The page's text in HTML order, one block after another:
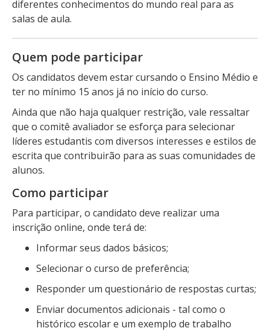
diferentes conhecimentos do mundo real para as
salas de aula.
Quem pode participar
Os candidatos devem estar cursando o Ensino Médio e
ter no mínimo 15 anos já no início do curso.
Ainda que não haja qualquer restrição, vale ressaltar
que o comitê avaliador se esforça para selecionar
líderes estudantis com diversos interesses e estilos de
escrita que contribuirão para as suas comunidades de
alunos.
Como participar
Para participar, o candidato deve realizar uma
inscrição online, onde terá de:
Informar seus dados básicos;
Selecionar o curso de preferência;
Responder um questionário de respostas curtas;
Enviar documentos adicionais - tal como o
histórico escolar e um exemplo de trabalho